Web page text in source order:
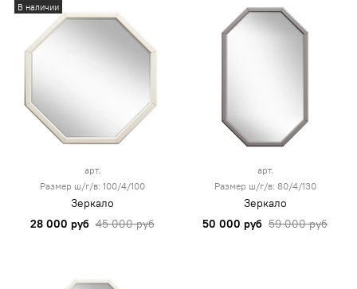
В наличии
арт.
Размер ш/г/в: 100/4/100
Зеркало
28 000 руб 45 000 руб
арт.
Размер ш/г/в: 80/4/130
Зеркало
50 000 руб 59 000 руб